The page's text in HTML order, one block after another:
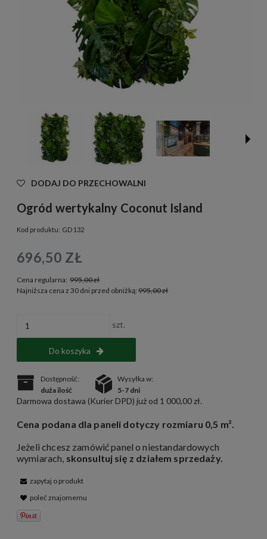
DODAJ DO PRZECHOWALNI
Ogród wertykalny Coconut Island
Kod produktu: GD 132
696,50 ZŁ
Cena regularna: 995,00 zł
Najniższa cena z 30 dni przed obniżką: 995,00 zł
szt.
Do koszyka
Dostępność:
duża ilość
Wysyłka w:
5-7 dni
Darmowa dostawa (Kurier DPD) już od 1 000,00 zł.
Cena podana dla paneli dotyczy rozmiaru 0,5 m².
Jeżeli chcesz zamówić panel o niestandardowych
wymiarach, skonsultuj się z działem sprzedaży.
zapytaj o produkt
poleć znajomemu